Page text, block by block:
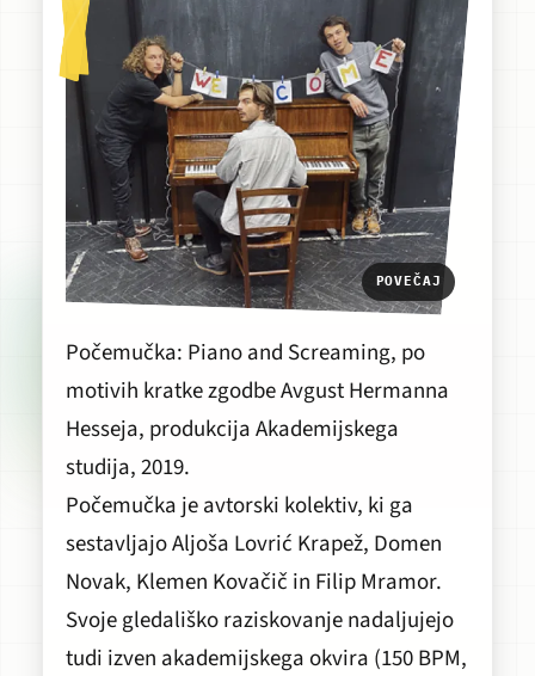
POVEČAJ
Počemučka: Piano and Screaming, po
motivih kratke zgodbeAvgustHermanna
Hesseja, produkcija Akademijskega
studija, 2019.
Počemučka je avtorski kolektiv, ki ga
sestavljajo Aljoša Lovrić Krapež, Domen
Novak, Klemen Kovačič in Filip Mramor.
Svoje gledališko raziskovanje nadaljujejo
tudi izven akademijskega okvira (150 BPM,